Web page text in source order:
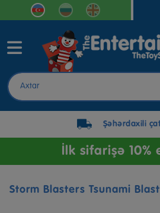
Şəhərdaxili
İlk sifarişə 10%
Storm Blasters Tsunami